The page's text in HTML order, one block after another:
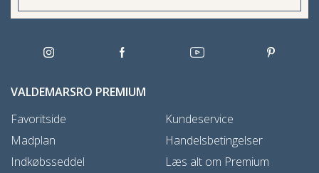
VALDEMARSRO PREMIUM
Favoritside
Madplan
Indkøbsseddel
Kundeservice
Handelsbetingelser
Læs alt om Premium